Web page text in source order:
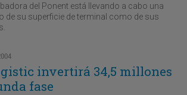
del Ponent está llevando a cabo una
de su superficie de terminal como de sus
invertirá 34,5 millones
fase